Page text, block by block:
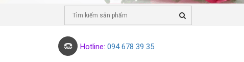
Hotline: 094 678 39 35